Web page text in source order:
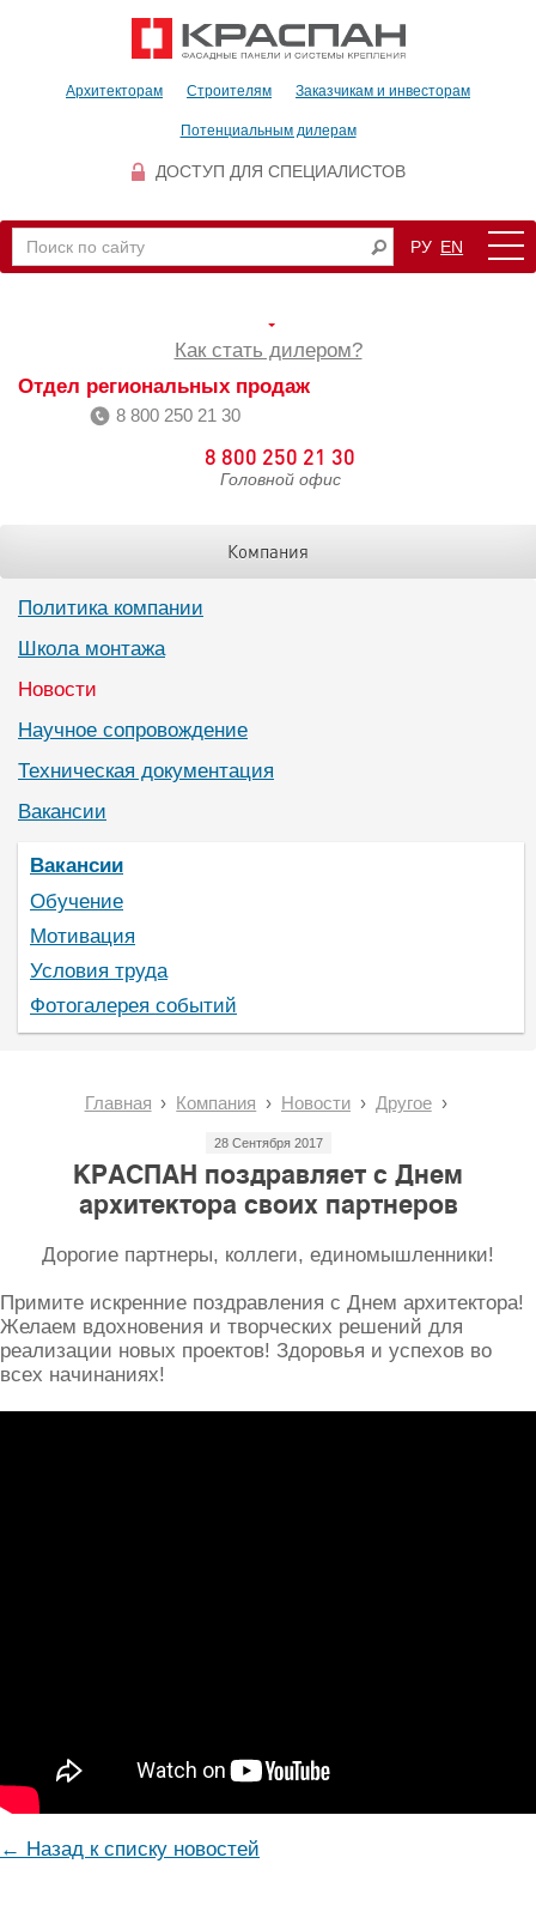
Архитекторам Строителям Заказчикам и инвесторам
Потенциальным дилерам
ДОСТУП ДЛЯ СПЕЦИАЛИСТОВ
РУ EN
Как стать дилером?
Отдел региональных продаж
8 800 250 21 30
8 800 250 21 30
Головной офис
Компания
Политика компании
Школа монтажа
Новости
Научное сопровождение
Техническая документация
Вакансии
Вакансии
Обучение
Мотивация
Условия труда
Фотогалерея событий
Главная Компания Новости Другое
28 Сентября 2017
КРАСПАН поздравляет с Днем
архитектора своих партнеров
Дорогие партнеры, коллеги, единомышленники!
Примите искренние поздравления с Днем архитектора!
Желаем вдохновения и творческих решений для
реализации новых проектов! Здоровья и успехов во
всех начинаниях!
← Назад к списку новостей